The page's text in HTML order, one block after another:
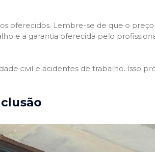
oferecidos. Lembre-se de que o
e a garantia oferecida pelo
civil e acidentes de trabalho. Isso